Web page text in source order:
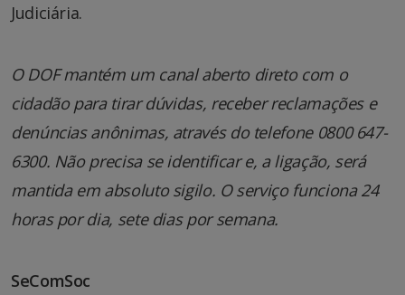
Judiciária.
O DOF mantém um canal aberto direto com o
cidadão para tirar dúvidas, receber reclamações e
denúncias anônimas, através do telefone 0800 647-
6300. Não precisa se identificar e, a ligação, será
mantida em absoluto sigilo. O serviço funciona 24
horas por dia, sete dias por semana.
SeComSoc